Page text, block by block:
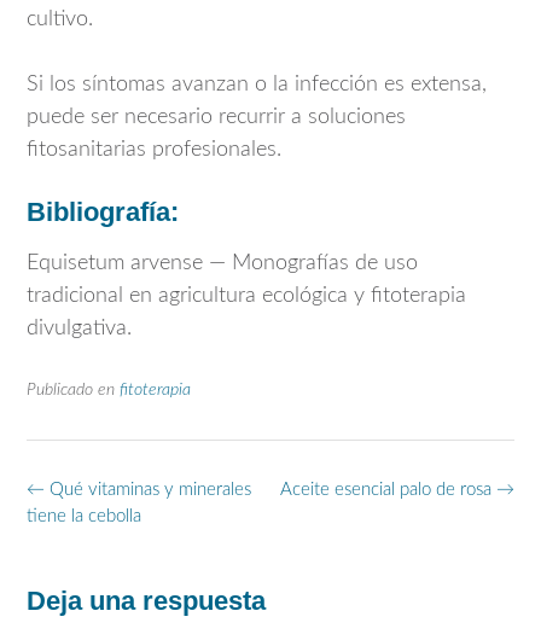
cultivo.
Si los síntomas avanzan o la infección es extensa,
puede ser necesario recurrir a soluciones
fitosanitarias profesionales.
Bibliografía:
Equisetum arvense — Monografías de uso
tradicional en agricultura ecológica y fitoterapia
divulgativa.
Publicado en fitoterapia
Navegación
de
Aceite esencial palo de rosa →
← Qué vitaminas y minerales
tiene la cebolla
Deja una respuesta